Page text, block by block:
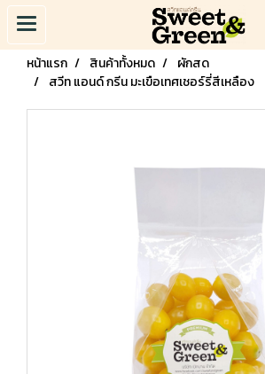
หน้าแรก สินค้าทั้งหมด
ผักสด
สวีท แอนด์ กรีน มะเขือเทศเชอร์รี่สีเหลือง